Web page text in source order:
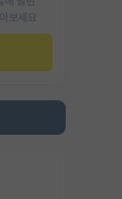
보세요